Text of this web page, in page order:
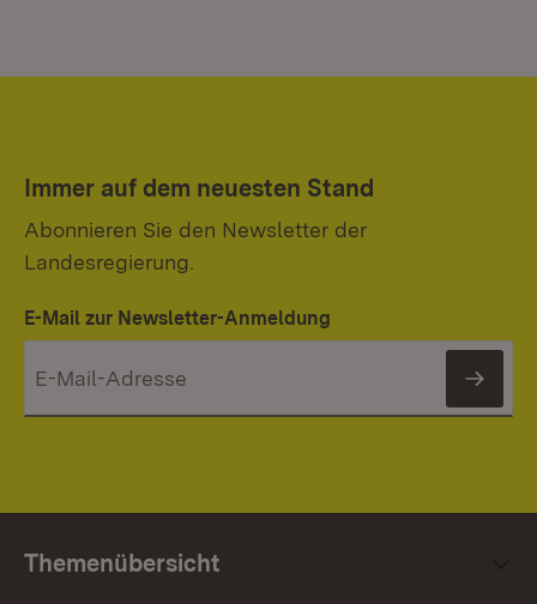
Immer auf dem neuesten Stand
Abonnieren Sie den Newsletter der
Landesregierung.
E-Mail zur Newsletter-Anmeldung
Themenübersicht